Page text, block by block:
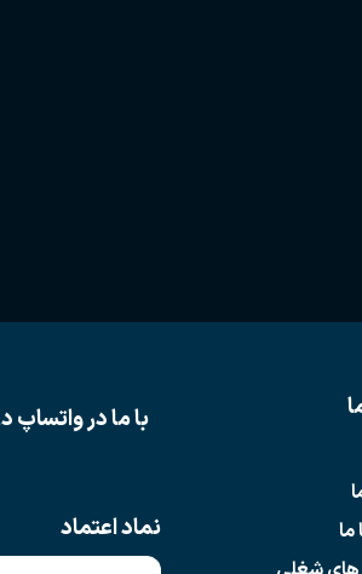
ما
با ما در واتساپ
نماد اعتماد